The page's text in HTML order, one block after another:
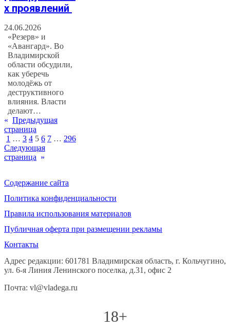
х проявлений
24.06.2026
«Резерв» и
«Авангард». Во
Владимирской
области обсудили,
как уберечь
молодёжь от
деструктивного
влияния. Власти
делают…
« Предыдущая
страница
1 … 3 4 5 6 7 … 296
Следующая
страница »
Содержание сайта
Политика конфиденциальности
Правила использования материалов
Публичная оферта при размещении рекламы
Контакты
Адрес редакции: 601781 Владимирская область, г. Кольчугино,
ул. 6-я Линия Ленинского поселка, д.31, офис 2
Почта: vl@vladega.ru
18+